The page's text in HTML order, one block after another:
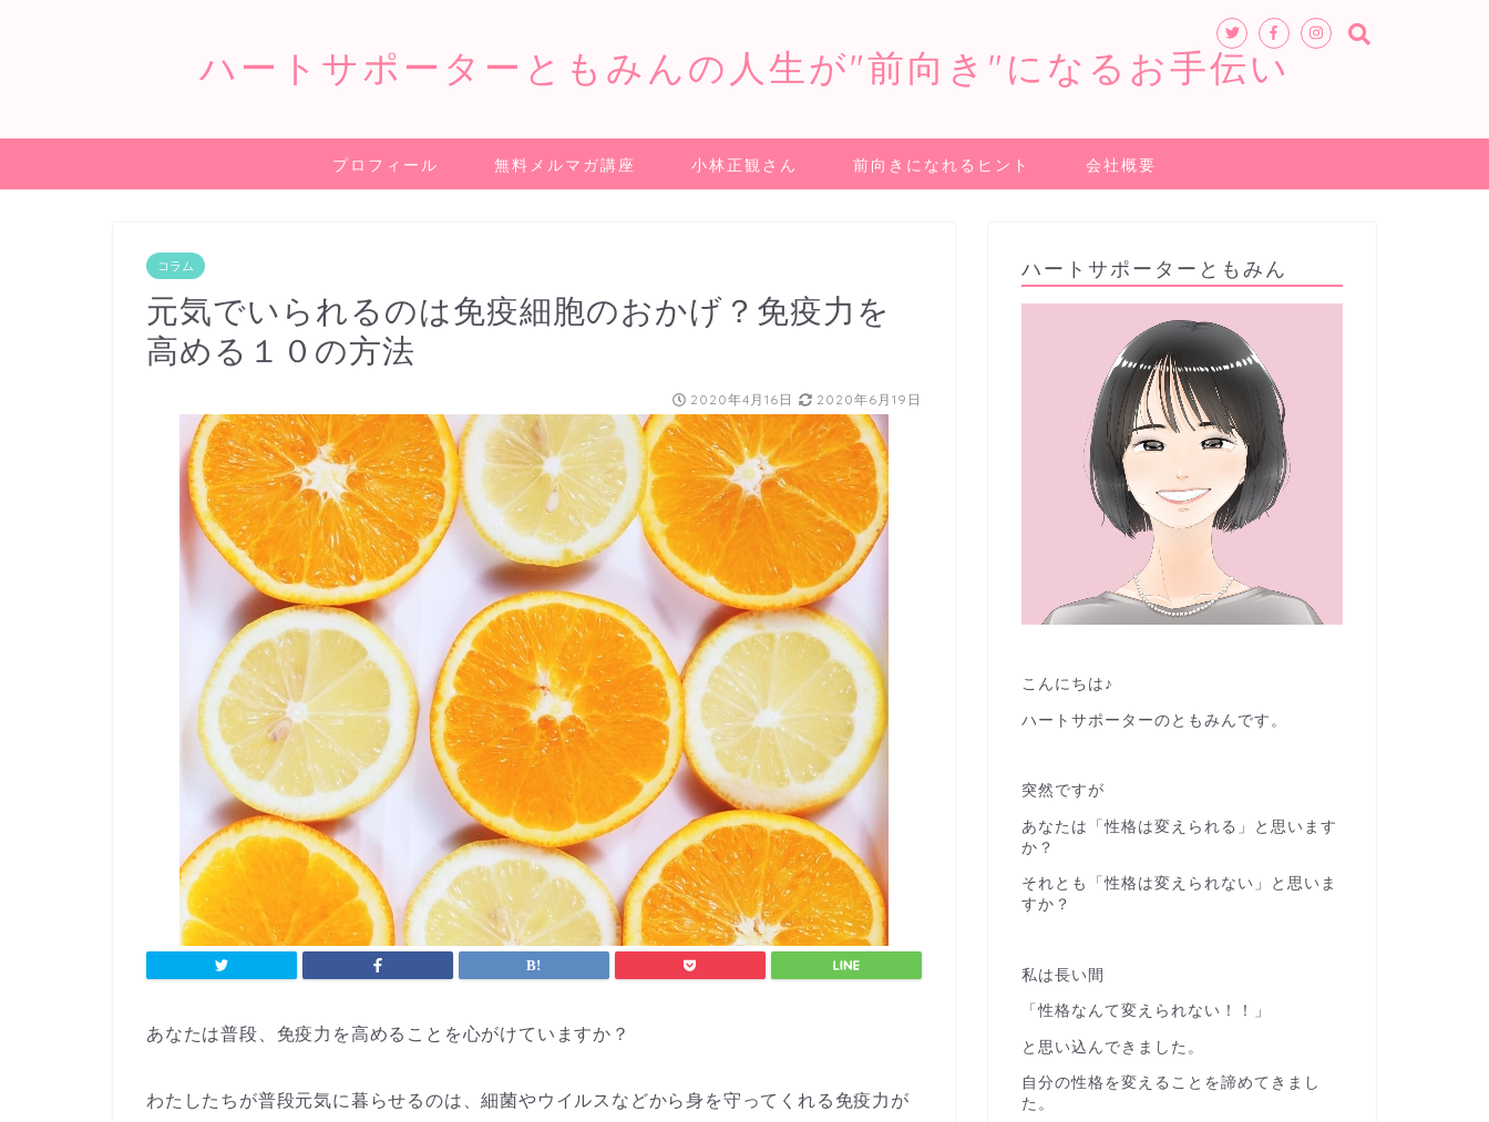
ハートサポーターともみんの人生が"前向き"になるお手伝い
プロフィール 無料メルマガ講座 小林正観さん 前向きになれるヒント 会社概要
コラム
元気でいられるのは免疫細胞のおかげ？免疫力を
高める１０の方法
2020年4月16日 2020年6月19日
あなたは普段、免疫力を高めることを心がけていますか？
わたしたちが普段元気に暮らせるのは、細菌やウイルスなどから身を守ってくれる免疫力が
ハートサポーターともみん
こんにちは♪
ハートサポーターのともみんです。
突然ですが
あなたは「性格は変えられる」と思います
か？
それとも「性格は変えられない」と思いま
すか？
私は長い間
「性格なんて変えられない！！」
と思い込んできました。
自分の性格を変えることを諦めてきまし
た。